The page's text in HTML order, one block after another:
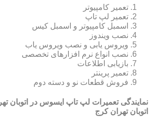
تعمیر کامپیوتر
تعمیر لپ تاپ
اسمبل کامپیوتر و اسمبل کیس
نصب ویندوز
ویروس یابی و نصب ویروس یاب
نصب انواع نرم افزارهای تخصصی
بازیابی اطلاعات
تعمیر پرینتر
فروش قطعات نو و دسته دوم
نمایندگی تعمیرات لپ تاپ ایسوس در اتوبان
اتوبان تهران کرج